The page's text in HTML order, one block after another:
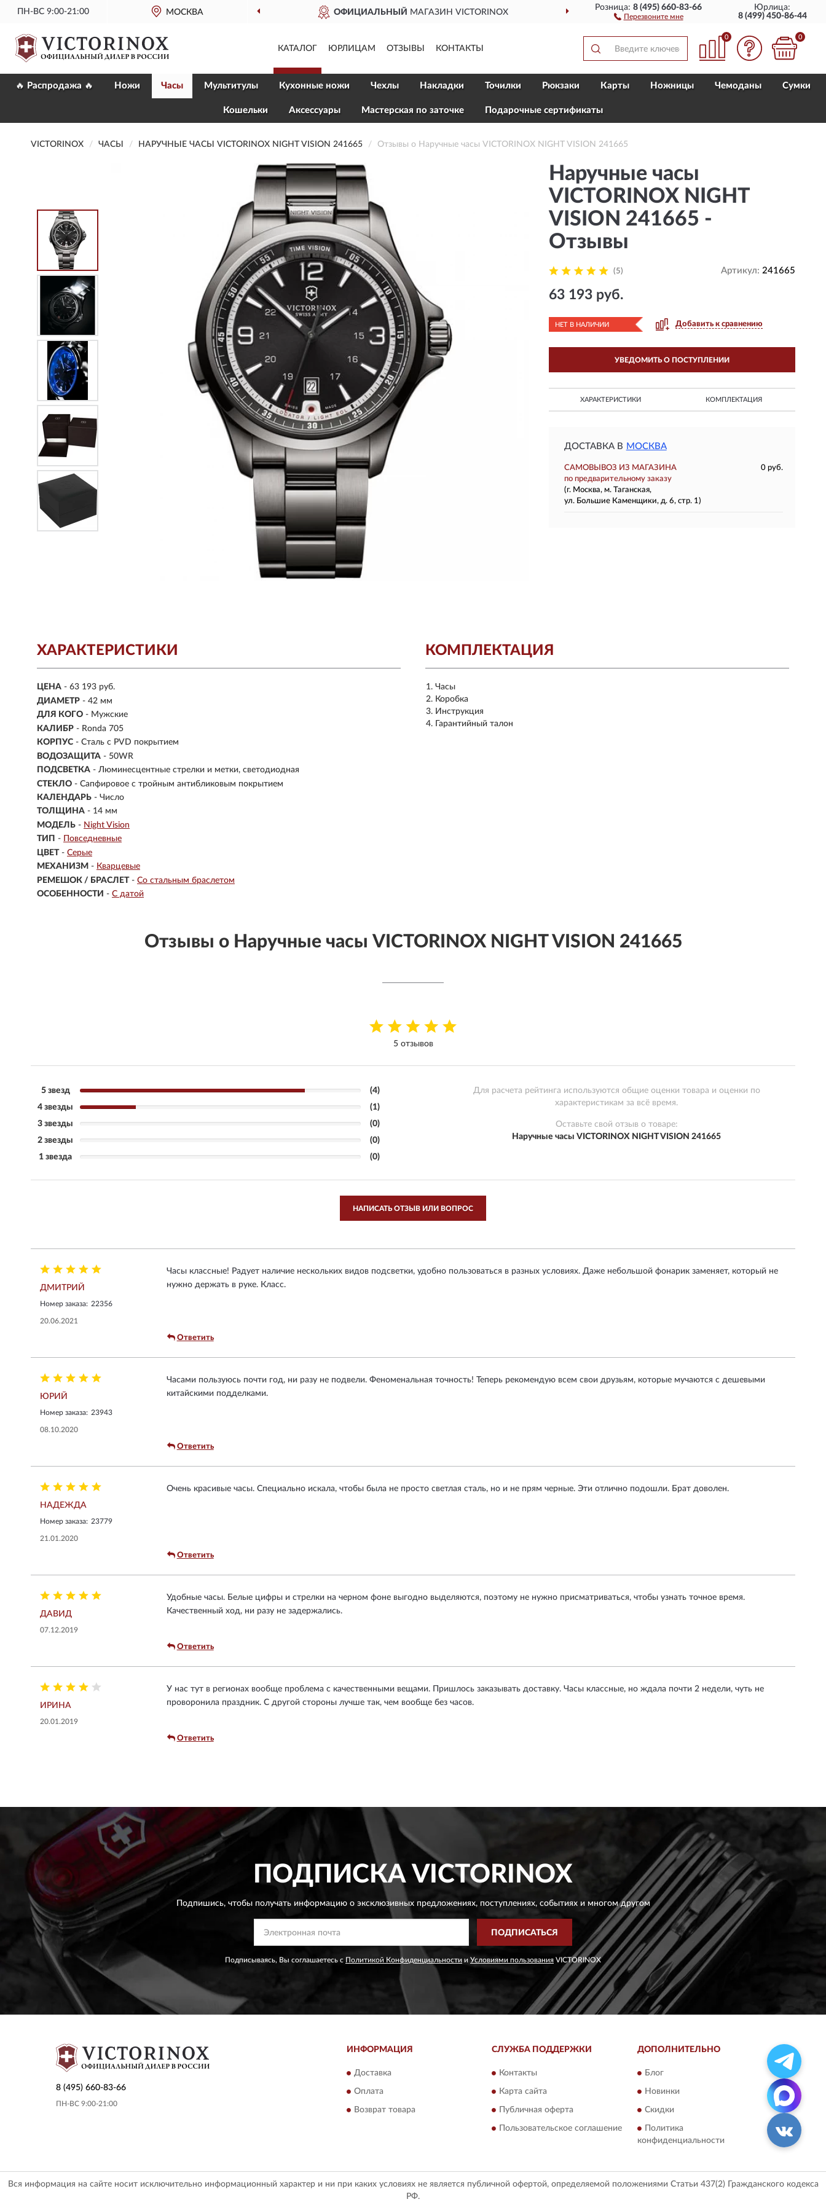
ПН-ВС 9:00-21:00 МОСКВА ОФИЦИАЛЬНЫЙМАГАЗИН VICTORINOX ДОСТАВИМ ПО ВСЕЙ РОССИИ
Розница:8 (495) 660-83-66
Перезвоните мне
Юрлица:
8 (499) 450-86-44
КАТАЛОГ ЮРЛИЦАМ ОТЗЫВЫ КОНТАКТЫ
0 0
🔥 Распродажа 🔥 Ножи Часы Мультитулы Кухонные ножи Чехлы Накладки Точилки Рюкзаки Карты Ножницы Чемоданы Сумки
Кошельки Aксессуары Мастерская по заточке Подарочные сертификаты
VICTORINOX ЧАСЫ НАРУЧНЫЕ ЧАСЫ VICTORINOX NIGHT VISION 241665 Отзывы о Наручные часы VICTORINOX NIGHT VISION 241665
Наручные часы
VICTORINOX NIGHT
VISION 241665 -
Отзывы
(5) Артикул: 241665
63 193 руб.
НЕТ В НАЛИЧИИ Добавить к сравнению
УВЕДОМИТЬ О ПОСТУПЛЕНИИ
ХАРАКТЕРИСТИКИ КОМПЛЕКТАЦИЯ
ДОСТАВКА В МОСКВА
САМОВЫВОЗ ИЗ МАГАЗИНА
0 руб.
по предварительному заказу
(г. Москва, м. Таганская,
ул. Большие Каменщики, д. 6, стр. 1)
ХАРАКТЕРИСТИКИ
ЦЕНА - 63 193 руб.
ДИАМЕТР - 42 мм
ДЛЯ КОГО - Мужские
КАЛИБР - Ronda 705
КОРПУС - Сталь с PVD покрытием
ВОДОЗАЩИТА - 50WR
ПОДСВЕТКА - Люминесцентные стрелки и метки, светодиодная
СТЕКЛО - Сапфировое с тройным антибликовым покрытием
КАЛЕНДАРЬ - Число
ТОЛЩИНА - 14 мм
МОДЕЛЬ - Night Vision
ТИП - Повседневные
ЦВЕТ - Серые
МЕХАНИЗМ - Кварцевые
РЕМЕШОК / БРАСЛЕТ - Со стальным браслетом
ОСОБЕННОСТИ - С датой
КОМПЛЕКТАЦИЯ
Часы
Коробка
Инструкция
Гарантийный талон
Отзывы о Наручные часы VICTORINOX NIGHT VISION 241665
5 отзывов
5 звезд
(4)
4 звезды
(1)
3 звезды
(0)
2 звезды
(0)
1 звезда
(0)
Для расчета рейтинга используются общие оценки товара и оценки по
характеристикам за всё время.
Оставьте свой отзыв о товаре:
Наручные часы VICTORINOX NIGHT VISION 241665
НАПИСАТЬ ОТЗЫВ ИЛИ ВОПРОС
ДМИТРИЙ
Номер заказа: 22356
20.06.2021
Часы классные! Радует наличие нескольких видов подсветки, удобно пользоваться в разных условиях. Даже небольшой фонарик заменяет, который не
нужно держать в руке. Класс.
Ответить
ЮРИЙ
Номер заказа: 23943
08.10.2020
Часами пользуюсь почти год, ни разу не подвели. Феноменальная точность! Теперь рекомендую всем свои друзьям, которые мучаются с дешевыми
китайскими подделками.
Ответить
НАДЕЖДА
Номер заказа: 23779
21.01.2020
Очень красивые часы. Специально искала, чтобы была не просто светлая сталь, но и не прям черные. Эти отлично подошли. Брат доволен.
Ответить
ДАВИД
07.12.2019
Удобные часы. Белые цифры и стрелки на черном фоне выгодно выделяются, поэтому не нужно присматриваться, чтобы узнать точное время.
Качественный ход, ни разу не задержались.
Ответить
ИРИНА
20.01.2019
У нас тут в регионах вообще проблема с качественными вещами. Пришлось заказывать доставку. Часы классные, но ждала почти 2 недели, чуть не
проворонила праздник. С другой стороны лучше так, чем вообще без часов.
Ответить
ПОДПИСКАVICTORINOX
Подпишись, чтобы получать информацию о эксклюзивных предложениях,поступлениях, событиях и многом другом
ПОДПИСАТЬСЯ
Подписываясь, Вы соглашаетесь с Политикой Конфиденциальности и Условиями пользования VICTORINOX
8 (495) 660-83-66
ПН-ВС 9:00-21:00
ИНФОРМАЦИЯ
Доставка
Оплата
Возврат товара
СЛУЖБА ПОДДЕРЖКИ
Контакты
Карта сайта
Публичная оферта
Пользовательское соглашение
ДОПОЛНИТЕЛЬНО
Блог
Новинки
Скидки
Политика
конфиденциальности
Вся информация на сайте носит исключительно информационный характер и ни при каких условиях не является публичной офертой, определяемой положениями Статьи 437(2) Гражданского кодекса
РФ.